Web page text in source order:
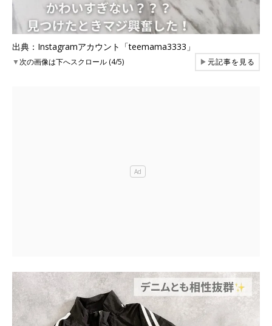
出典：Instagramアカウント「teemama3333」
▼次の画像は下へスクロール (4/5) ▶元記事を見る